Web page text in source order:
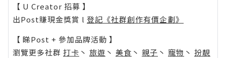
【 U Creator 招募 】
出Post賺現金獎賞 l 登記《社群創作有價企劃》
【 睇Post + 參加品牌活動 】
瀏覽更多社群 打卡 丶 旅遊 丶 美食 丶 親子 丶 寵物 丶 扮靚